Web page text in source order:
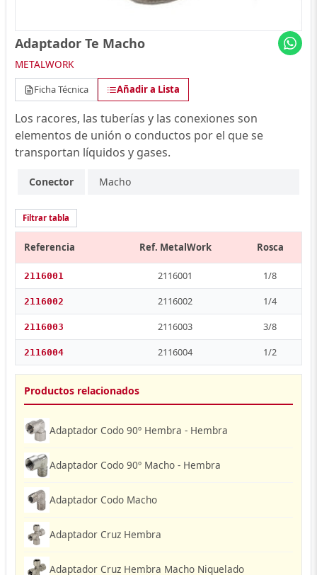
Adaptador Te Macho
METALWORK
Ficha Técnica Añadir a Lista
Los racores, las tuberías y las conexiones son
elementos de unión o conductos por el que se
transportan líquidos y gases.
Conector Macho
Filtrar tabla
Referencia Ref. MetalWork Rosca
2116001 2116001 1/8
2116002 2116002 1/4
2116003 2116003 3/8
2116004 2116004 1/2
Productos relacionados
Adaptador Codo 90º Hembra - Hembra
Adaptador Codo 90º Macho - Hembra
Adaptador Codo Macho
Adaptador Cruz Hembra
Adaptador Cruz Hembra Macho Niquelado